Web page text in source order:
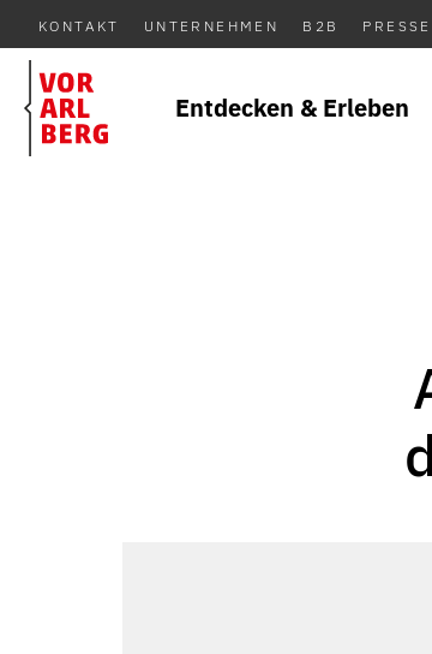
KONTAKT UNTERNEHMEN B2B
Entdecken & Erleben